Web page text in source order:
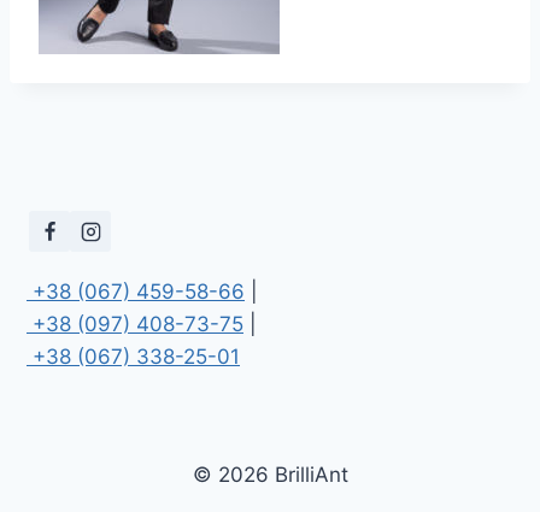
+38 (067) 459-58-66
+38 (097) 408-73-75
+38 (067) 338-25-01
© 2026 BrilliAnt